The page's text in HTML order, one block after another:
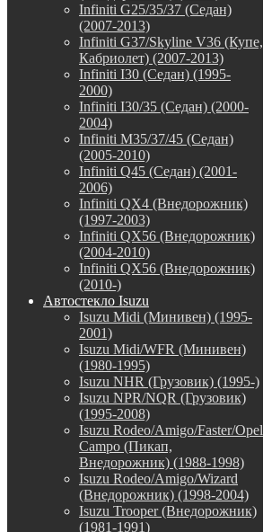
Infiniti G25/35/37 (Седан)
(2007-2013)
Infiniti G37/Skyline V36 (Купе,
Кабриолет) (2007-2013)
Infiniti I30 (Седан) (1995-
2000)
Infiniti I30/35 (Седан) (2000-
2004)
Infiniti M35/37/45 (Седан)
(2005-2010)
Infiniti Q45 (Седан) (2001-
2006)
Infiniti QX4 (Внедорожник)
(1997-2003)
Infiniti QX56 (Внедорожник)
(2004-2010)
Infiniti QX56 (Внедорожник)
(2010-)
Автостекло Isuzu
Isuzu Midi (Минивен) (1995-
2001)
Isuzu Midi/WFR (Минивен)
(1980-1995)
Isuzu NHR (Грузовик) (1995-)
Isuzu NPR/NQR (Грузовик)
(1995-2008)
Isuzu Rodeo/Amigo/Faster/Opel
Campo (Пикап,
Внедорожник) (1988-1998)
Isuzu Rodeo/Amigo/Wizard
(Внедорожник) (1998-2004)
Isuzu Trooper (Внедорожник)
(1981-1991)